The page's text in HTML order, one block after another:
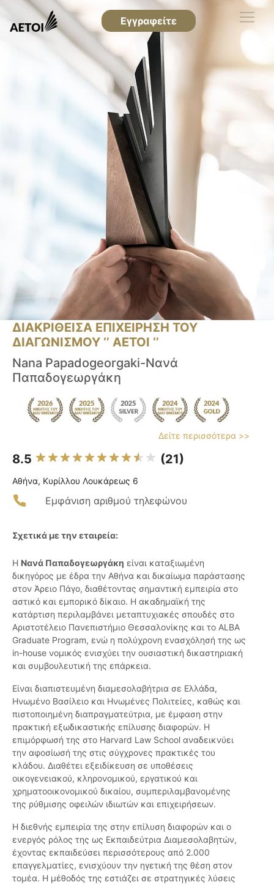
Εγγραφείτε
ΔΙΑΚΡΙΘΕΙΣΑ ΕΠΙΧΕΙΡΗΣΗ ΤΟΥ
ΔΙΑΓΩΝΙΣΜΟΥ ‘’ ΑΕΤΟΙ ‘’
Nana Papadogeorgaki-Νανά
Παπαδογεωργάκη
Δείτε περισσότερα >>
8.5 (21)
Αθήνα, Κυρίλλου Λουκάρεως 6
Εμφάνιση αριθμού τηλεφώνου
Σχετικά με την εταιρεία:
Η Νανά Παπαδογεωργάκη είναι καταξιωμένη
δικηγόρος με έδρα την Αθήνα και δικαίωμα παράστασης
στον Άρειο Πάγο, διαθέτοντας σημαντική εμπειρία στο
αστικό και εμπορικό δίκαιο. Η ακαδημαϊκή της
κατάρτιση περιλαμβάνει μεταπτυχιακές σπουδές στο
Αριστοτέλειο Πανεπιστήμιο Θεσσαλονίκης και το ALBA
Graduate Program, ενώ η πολύχρονη ενασχόλησή της ως
in-house νομικός ενισχύει την ουσιαστική δικαστηριακή
και συμβουλευτική της επάρκεια.
Είναι διαπιστευμένη διαμεσολαβήτρια σε Ελλάδα,
Ηνωμένο Βασίλειο και Ηνωμένες Πολιτείες, καθώς και
πιστοποιημένη διαπραγματεύτρια, με έμφαση στην
πρακτική εξωδικαστικής επίλυσης διαφορών. Η
επιμόρφωσή της στο Harvard Law School αναδεικνύει
την αφοσίωσή της στις σύγχρονες πρακτικές του
κλάδου. Διαθέτει εξειδίκευση σε υποθέσεις
οικογενειακού, κληρονομικού, εργατικού και
χρηματοοικονομικού δικαίου, συμπεριλαμβανομένης
της ρύθμισης οφειλών ιδιωτών και επιχειρήσεων.
Η διεθνής εμπειρία της στην επίλυση διαφορών και ο
ενεργός ρόλος της ως Εκπαιδεύτρια Διαμεσολαβητών,
έχοντας εκπαιδεύσει περισσότερους από 2.000
επαγγελματίες, ενισχύουν την ηγετική της θέση στον
τομέα. Η μέθοδός της εστιάζει σε στρατηγικές λύσεις